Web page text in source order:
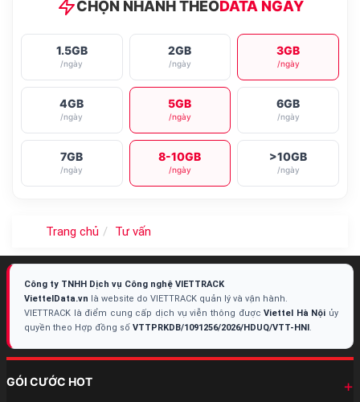
CHỌN NHANH THEODATA NGÀY
1.5GB
/ngày
2GB
/ngày
3GB
/ngày
4GB
/ngày
5GB
/ngày
6GB
/ngày
7GB
/ngày
8-10GB
/ngày
>10GB
/ngày
Trang chủ Tư vấn
Công ty TNHH Dịch vụ Công nghệ VIETTRACK
ViettelData.vn là website do VIETTRACK quản lý và vận hành.
VIETTRACK là điểm cung cấp dịch vụ viễn thông đượcViettel Hà Nội ủy
quyền theo Hợp đồng số VTTPRKDB/1091256/2026/HDUQ/VTT-HNI.
GÓI CƯỚC HOT